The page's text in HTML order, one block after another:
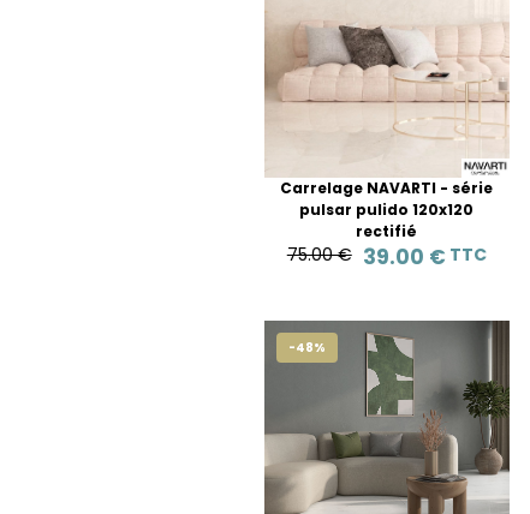
Carrelage NAVARTI - série
pulsar pulido 120x120
rectifié
75.00 € 39.00 € TTC
-48%